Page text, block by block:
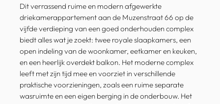
Dit verrassend ruime en modern afgewerkte
driekamerappartement aan de Muzenstraat 66 op de
vijfde verdieping van een goed onderhouden complex
biedt alles wat je zoekt: twee royale slaapkamers, een
open indeling van de woonkamer, eetkamer en keuken,
en een heerlijk overdekt balkon. Het moderne complex
leeft met zijn tijd mee en voorziet in verschillende
praktische voorzieningen, zoals een ruime separate
wasruimte en een eigen berging in de onderbouw. Het